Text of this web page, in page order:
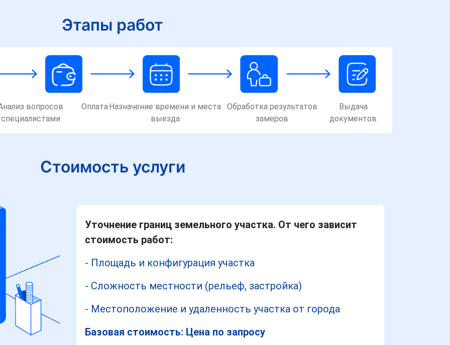
Этапы работ
вопросов
специалистами
ОплатаНазначение времени и места
выезда
Обработка результатов
замеров
Выдача
документов
Стоимость услуги
Уточнение границ земельного участка. От чего зависит
стоимость работ:
- Площадь и конфигурация участка
- Сложность местности (рельеф, застройка)
- Местоположение и удаленность участка от города
Базовая стоимость: Цена по запросу